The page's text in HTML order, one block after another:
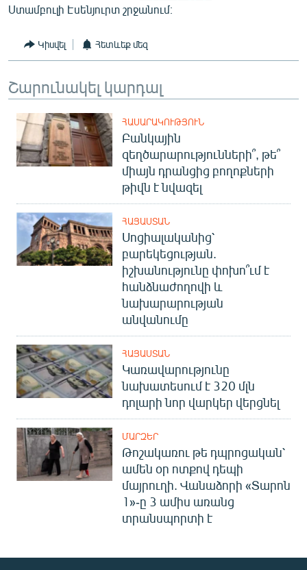
«Ազատության» բոլոր կայքերը
Ստամբուլի Էսենյուրտ շրջանում։
Կիսվել Հետևեք մեզ
Շարունակել կարդալ
ՀԱՍԱՐԱԿՈՒԹՅՈՒՆ
Բանկային
զեղծարարությունների՞, թե՞
միայն դրանցից բողոքների
թիվն է նվազել
ՀԱՅԱՍՏԱՆ
Սոցիալականից՝
բարեկեցության.
իշխանությունը փոխո՞ւմ է
հանձնաժողովի և
նախարարության
անվանումը
ՀԱՅԱՍՏԱՆ
Կառավարությունը
նախատեսում է 320 մլն
դոլարի նոր վարկեր վերցնել
ՄԱՐԶԵՐ
Թոշակառու թե դպրոցական՝
ամեն օր ոտքով դեպի
մայրուղի. Վանաձորի «Տարոն
1»-ը 3 ամիս առանց
տրանսպորտի է